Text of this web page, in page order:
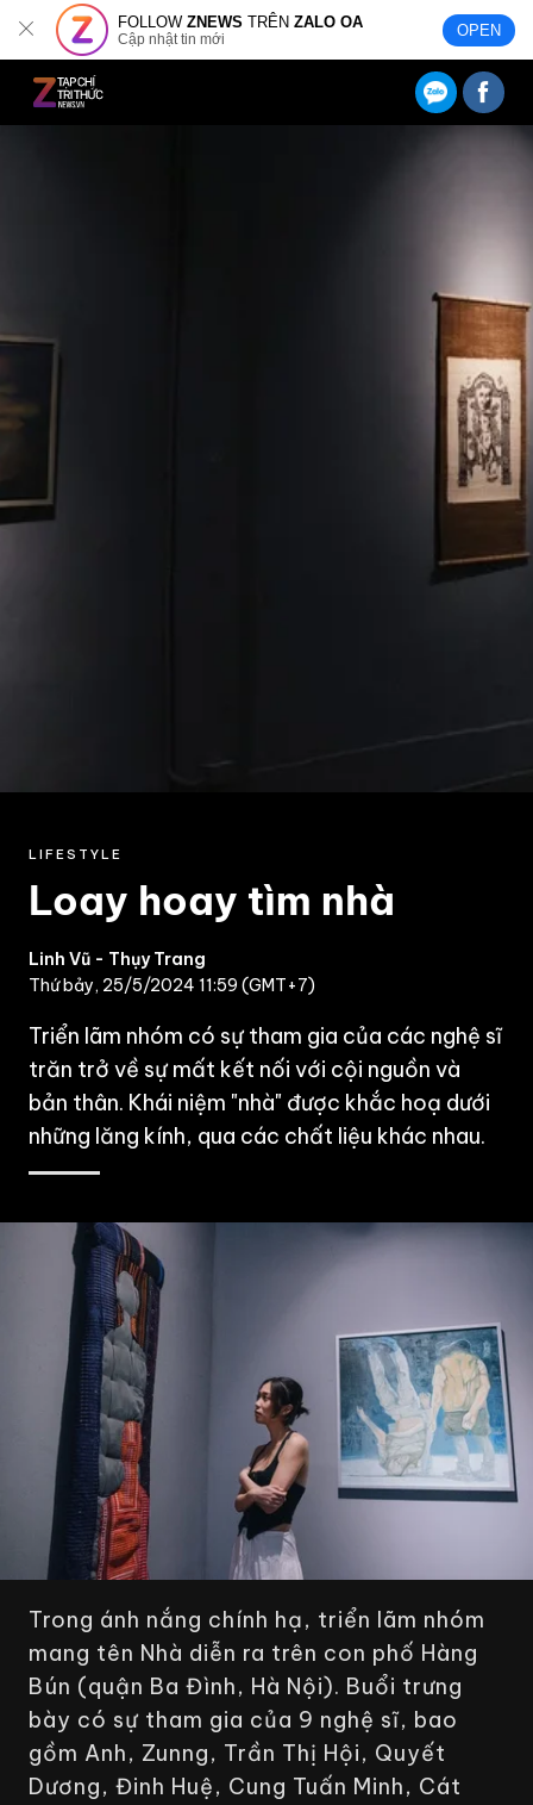
FOLLOWZNEWS TRÊNZALO OA
Cập nhật tin mới OPEN
LIFESTYLE
Loay hoay tìm nhà
Linh Vũ - Thụy Trang
Thứ bảy, 25/5/2024 11:59 (GMT+7)
Triển lãm nhóm có sự tham gia của các nghệ sĩ
trăn trở về sự mất kết nối với cội nguồn và
bản thân. Khái niệm "nhà" được khắc hoạ dưới
những lăng kính, qua các chất liệu khác nhau.
Trong ánh nắng chính hạ, triển lãm nhóm
mang tên Nhà diễn ra trên con phố Hàng
Bún (quận Ba Đình, Hà Nội). Buổi trưng
bày có sự tham gia của 9 nghệ sĩ, bao
gồm Anh, Zunng, Trần Thị Hội, Quyết
Dương, Đinh Huệ, Cung Tuấn Minh, Cát